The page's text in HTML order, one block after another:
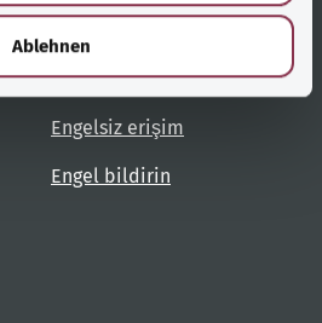
Ablehnen
Hizmet
Danışma ve yardım
Engelsiz erişim
Engel bildirin